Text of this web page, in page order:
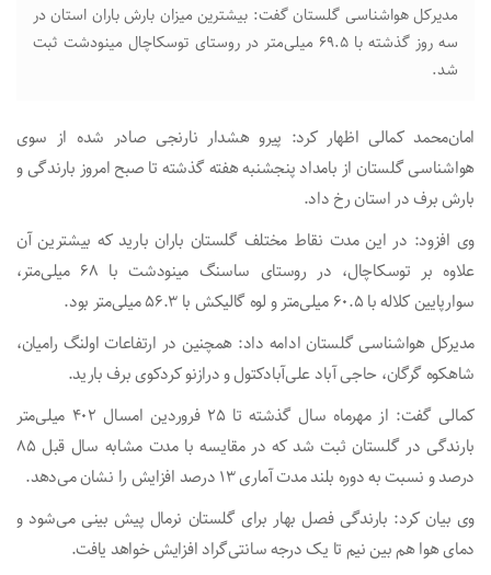
مدیرکل هواشناسی گلستان گفت: بیشترین میزان بارش باران استان در
سه روز گذشته با ۶۹.۵ میلی‌متر در روستای توسکاچال مینودشت ثبت
شد.
امان‌محمد کمالی اظهار کرد: پیرو هشدار نارنجی صادر شده از سوی
هواشناسی گلستان از بامداد پنجشنبه هفته گذشته تا صبح امروز بارندگی و
بارش برف در استان رخ داد.
وی افزود: در این مدت نقاط مختلف گلستان باران بارید که بیشترین آن
علاوه بر توسکاچال، در روستای ساسنگ مینودشت با ۶۸ میلی‌متر،
سوارپایین کلاله با ۶۰.۵ میلی‌متر و لوه گالیکش با ۵۶.۳ میلی‌متر بود.
مدیرکل هواشناسی گلستان ادامه داد: همچنین در ارتفاعات اولنگ رامیان،
شاهکوه گرگان، حاجی آباد علی‌آبادکتول و درازنو کردکوی برف بارید.
کمالی گفت: از مهرماه سال گذشته تا ۲۵ فروردین امسال ۴۰۲ میلی‌متر
بارندگی در گلستان ثبت شد که در مقایسه با مدت مشابه سال قبل ۸۵
درصد و نسبت به دوره بلند مدت آماری ۱۳ درصد افزایش را نشان می‌دهد.
وی بیان کرد: بارندگی فصل بهار برای گلستان نرمال پیش بینی می‌شود و
دمای هوا هم بین نیم تا یک درجه سانتی‌گراد افزایش خواهد یافت.